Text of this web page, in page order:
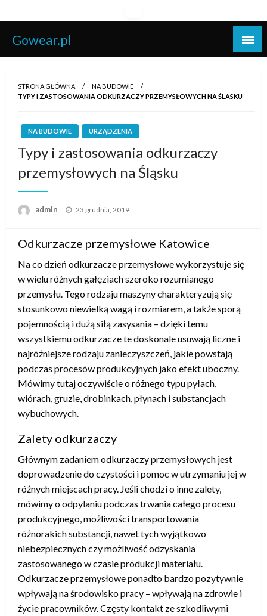
to
contentGowear.pl
STRONA GŁÓWNA
NA BUDOWIE
TYPY I ZASTOSOWANIA ODKURZACZY PRZEMYSŁOWYCH NA ŚLĄSKU
NA BUDOWIE URZĄDZENIA
Typy i zastosowania odkurzaczy
przemysłowych na Śląsku
admin
Opublikowane
23 grudnia, 2019
Odkurzacze przemysłowe Katowice
Na co dzień odkurzacze przemysłowe wykorzystuje się
w wielu różnych gałęziach szeroko rozumianego
przemysłu. Tego rodzaju maszyny charakteryzują się
stosunkowo niewielką wagą i rozmiarem, a także sporą
pojemnością i dużą siłą zasysania – dzięki temu
wszystkiemu odkurzacze te doskonale usuwają liczne i
najróżniejsze rodzaju zanieczyszczeń, jakie powstają
podczas procesów produkcyjnych jako efekt uboczny.
Mówimy tutaj oczywiście o różnego typu pyłach,
wiórach, gruzie, drobinkach, płynach i substancjach
wybuchowych.
Zalety odkurzaczy
Głównym zadaniem odkurzaczy przemysłowych jest
doprowadzenie do czystości i pomoc w utrzymaniu jej w
różnych miejscach pracy. Jeśli chodzi o inne zalety,
mówimy o odpylaniu podczas trwania całego procesu
produkcyjnego, możliwości transportowania
różnorakich substancji, nawet tych wyjątkowo
niebezpiecznych czy możliwość odzyskania
zastosowanego w czasie produkcji materiału.
Odkurzacze przemysłowe ponadto bardzo pozytywnie
wpływają na środowisko pracy – wpływają na zdrowie i
życie pracowników. Częsty kontakt ze szkodliwymi